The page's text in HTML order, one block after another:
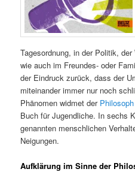
Tagesordnung, in der Politik,
wie auch im Freundes- oder
der Eindruck zurück, dass der
miteinander immer nur noch
Phänomen widmet der
Buch für Jugendliche. In sechs
genannten menschlichen
Neigungen.
Aufklärung im Sinne der